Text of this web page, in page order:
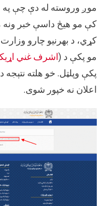
موږ وروسته له دې چې په
کړي، د بهرنیو چارو
مو پکې د (اشرف غني
پکې وپلټل. خو هلته
اعلان نه خپور شوی.